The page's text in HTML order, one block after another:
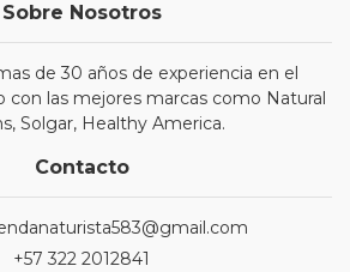
Sobre Nosotros
de 30 años de experiencia en el
con las mejores marcas como Natural
Solgar, Healthy America.
Contacto
+57 322 2012841